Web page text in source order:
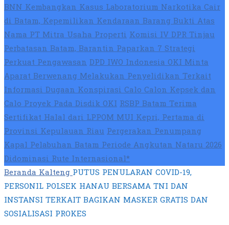
BNN Kembangkan Kasus Laboratorium Narkotika Cair
di Batam, Kepemilikan Kendaraan Barang Bukti Atas
Nama PT Mitra Usaha PropertiKomisi IV DPR Tinjau
Perbatasan Batam, Barantin Paparkan 7 Strategi
Perkuat PengawasanDPD IWO Indonesia OKI Minta
Aparat Berwenang Melakukan Penyelidikan Terkait
Informasi Dugaan Konspirasi Calo Calon Kepsek dan
Calo Proyek Pada Disdik OKIRSBP Batam Terima
Sertifikat Halal dari LPPOM MUI Kepri, Pertama di
Provinsi Kepulauan RiauPergerakan Penumpang
Kapal Pelabuhan Batam Periode Angkutan Nataru 2026
Didominasi Rute Internasional*
BerandaKalteng PUTUS PENULARAN COVID-19,
PERSONIL POLSEK HANAU BERSAMA TNI DAN
INSTANSI TERKAIT BAGIKAN MASKER GRATIS DAN
SOSIALISASI PROKES